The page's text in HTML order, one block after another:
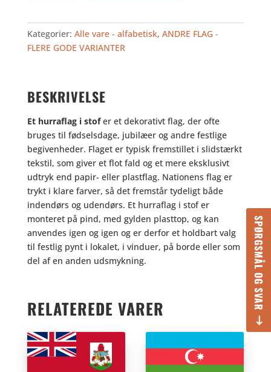
SPØRGSMÅL OG SVAR
I
STOF
antal
Kategorier: Alle vare - alfabetisk, ANDRE FLAG -
FLERE GODE VARIANTER
BESKRIVELSE
Et hurraflag i stofer et dekorativt flag, der ofte
bruges til fødselsdage, jubilæer og andre festlige
begivenheder. Flaget er typisk fremstillet i slidstærkt
tekstil, som giver et flot fald og et mere eksklusivt
udtryk end papir- eller plastflag. Nationens flag er
trykt i klare farver, så det fremstår tydeligt både
indendørs og udendørs. Et hurraflag i stof er
monteret på pind, med gylden plasttop, og kan
anvendes igen og igen og er derfor et holdbart valg
til festlig pynt i lokalet, i vinduer, på borde eller som
del af en anden udsmykning.
RELATEREDE VARER